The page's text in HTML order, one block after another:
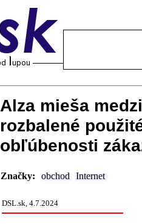
Alza mieša
rozbalené
obľúbenosti
Značky: obchod Internet
DSL.sk, 4.7.2024